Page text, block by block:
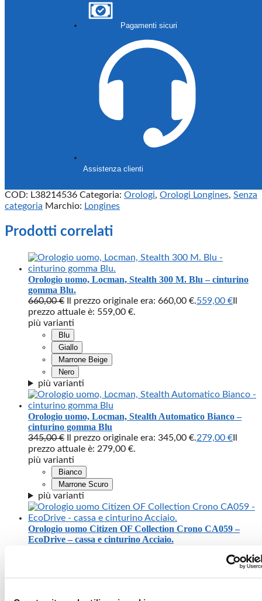
Pagamenti sicuri
Assistenza clienti
COD: L38214536 Categoria: Orologi, Orologi Longines, Senza
categoria Marchio: Longines
Prodotti correlati
Orologio uomo, Locman, Stealth 300 M. Blu – cinturino
gomma Blu.
660,00€ Il prezzo originale era: 660,00 €.559,00 €
prezzo attuale è: 559,00 €.
più varianti
Blu
Giallo
Marrone Beige
Nero
più varianti
Orologio uomo, Locman, Stealth Automatico Bianco –
cinturino gomma Blu
345,00€ Il prezzo originale era: 345,00 €.279,00 €
prezzo attuale è: 279,00 €.
più varianti
Bianco
Marrone Scuro
più varianti
Orologio uomo Citizen OF Collection Crono CA059 –
EcoDrive – cassa e cinturino Acciaio.